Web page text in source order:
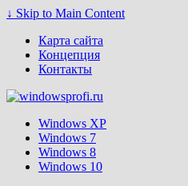
↓ Skip to Main Content
Карта сайта
Концепция
Контакты
Windows XP
Windows 7
Windows 8
Windows 10